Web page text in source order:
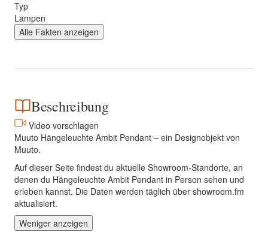
Typ
Lampen
Alle Fakten anzeigen
Beschreibung
Video vorschlagen
Muuto Hängeleuchte Ambit Pendant – ein Designobjekt von
Muuto.
Auf dieser Seite findest du aktuelle Showroom-Standorte, an
denen du Hängeleuchte Ambit Pendant in Person sehen und
erleben kannst. Die Daten werden täglich über showroom.fm
aktualisiert.
Weniger anzeigen